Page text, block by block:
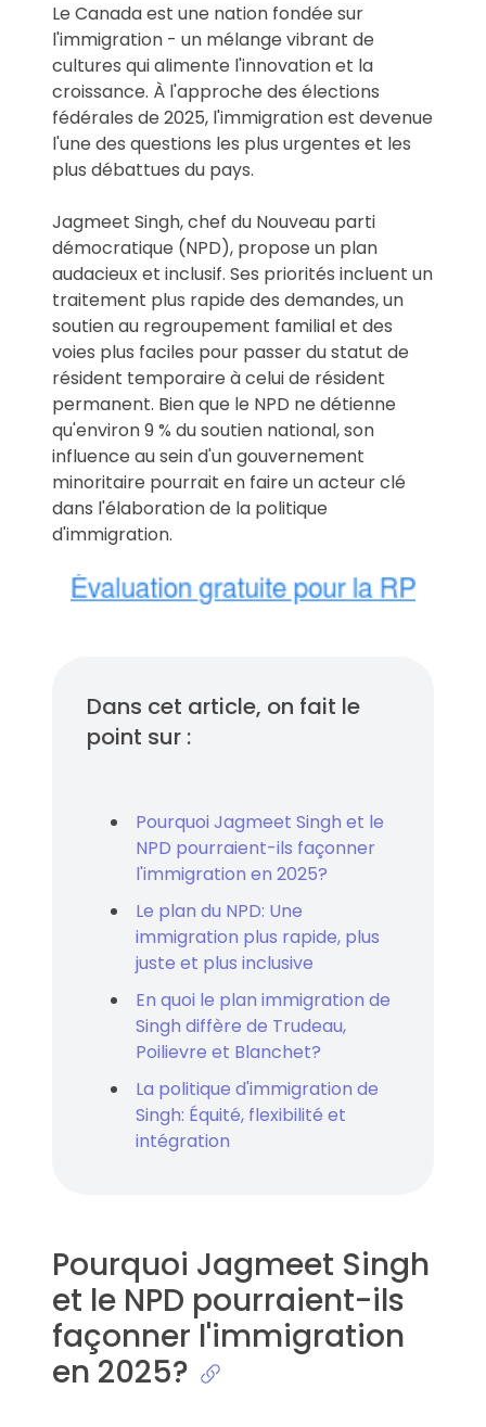
Le Canada est une nation fondée sur
l'immigration - un mélange vibrant de
cultures qui alimente l'innovation et la
croissance. À l'approche des élections
fédérales de 2025, l'immigration est devenue
l'une des questions les plus urgentes et les
plus débattues du pays.
Jagmeet Singh, chef du Nouveau parti
démocratique (NPD), propose un plan
audacieux et inclusif. Ses priorités incluent un
traitement plus rapide des demandes, un
soutien au regroupement familial et des
voies plus faciles pour passer du statut de
résident temporaire à celui de résident
permanent. Bien que le NPD ne détienne
qu'environ 9 % du soutien national, son
influence au sein d'un gouvernement
minoritaire pourrait en faire un acteur clé
dans l'élaboration de la politique
d'immigration.
Dans cet article, on fait le
point sur :
Pourquoi Jagmeet Singh et le
NPD pourraient-ils façonner
l'immigration en 2025?
Le plan du NPD: Une
immigration plus rapide, plus
juste et plus inclusive
En quoi le plan immigration de
Singh diffère de Trudeau,
Poilievre et Blanchet?
La politique d'immigration de
Singh: Équité, flexibilité et
intégration
Pourquoi Jagmeet Singh
et le NPD pourraient-ils
façonner l'immigration
en 2025?